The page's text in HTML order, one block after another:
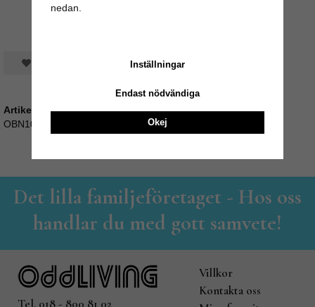
Spara som favorit
Artikelnummer:
OBN1032
Det lilla familjeföretaget - Hos oss
handlar du med gott samvete!
Tel. 018 - 800 81 02
Villkor
Kontakta oss
nedan.
Inställningar
Endast nödvändiga
Okej